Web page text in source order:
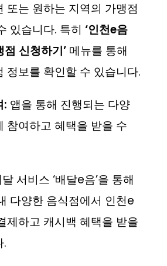
또는 원하는 지역의 가맹점
있습니다. 특히 ‘인천e음
신청하기’ 메뉴를 통해
정보를 확인할 수 있습니다.
: 앱을 통해 진행되는 다양
참여하고 혜택을 받을 수
서비스 ‘배달e음’을 통해
다양한 음식점에서 인천e
제하고 캐시백 혜택을 받을
.